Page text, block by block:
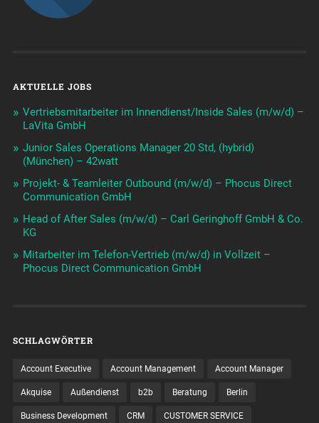
AKTUELLE JOBS
Vertriebsmitarbeiter im Innendienst/Inside Sales (m/w/d) –
LaVita GmbH
Junior Sales Operations Manager 20 Std, (hybrid)
(München) – 42watt
Projekt- & Teamleiter Outbound (m/w/d) – Phocus Direct
Communication GmbH
Head of After Sales (m/w/d) – Carl Geringhoff GmbH & Co.
KG
Mitarbeiter im Telefon-Vertrieb (m/w/d) in Vollzeit –
Phocus Direct Communication GmbH
SCHLAGWÖRTER
Account Executive Account Management Account Manager
Akquise Außendienst b2b Beratung Berlin
Business Development CRM CUSTOMER SERVICE